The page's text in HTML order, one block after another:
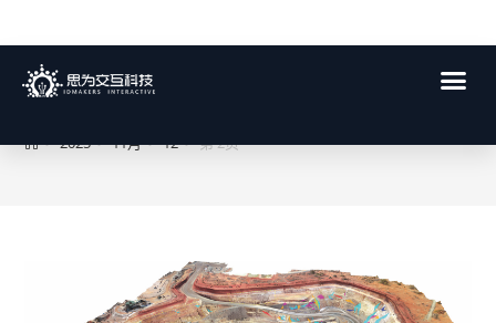
每日存档:2025年 11月 12日
> 2025 > 11月 > 12 > 第 2页